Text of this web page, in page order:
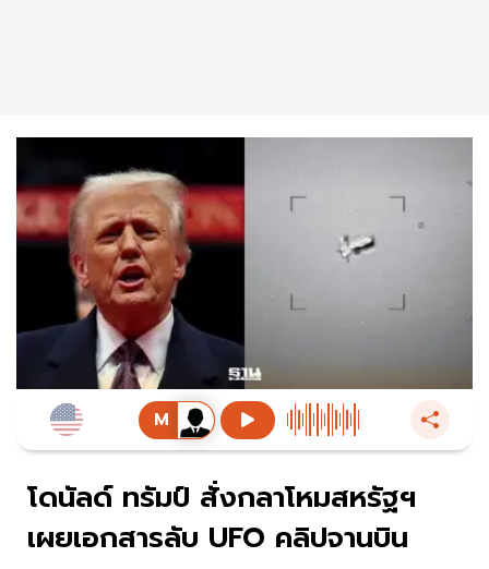
โดนัลด์ ทรัมป์ สั่งกลาโหมสหรัฐฯ
เผยเอกสารลับ UFO คลิปจานบิน